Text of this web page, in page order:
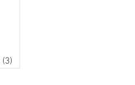
(3)